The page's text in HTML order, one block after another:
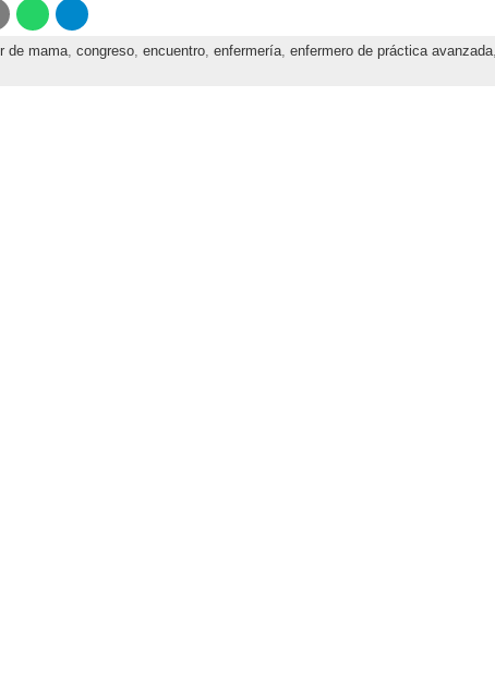
de mama, congreso, encuentro, enfermería, enfermero de práctica avanzada,